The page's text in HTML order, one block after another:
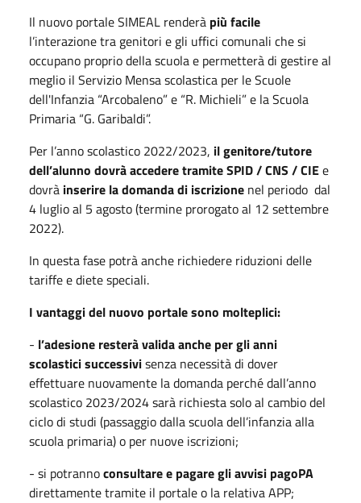
Il nuovo portale SIMEAL renderà più facile
l’interazione tra genitori e gli uffici comunali che si
occupano proprio della scuola e permetterà di gestire al
meglio il Servizio Mensa scolastica per le Scuole
dell'Infanzia “Arcobaleno” e “R. Michieli” e la Scuola
Primaria “G. Garibaldi”.
Per l’anno scolastico 2022/2023, il genitore/tutore
dell’alunno dovrà accedere tramite SPID / CNS / CIEe
dovrà inserire la domanda di iscrizione nel periodo dal
4 luglio al 5 agosto (termine prorogato al 12 settembre
2022).
In questa fase potrà anche richiedere riduzioni delle
tariffe e diete speciali.
I vantaggi del nuovo portale sono molteplici:
- l’adesione resterà valida anche per gli anni
scolastici successivisenza necessità di dover
effettuare nuovamente la domanda perché dall’anno
scolastico 2023/2024 sarà richiesta solo al cambio del
ciclo di studi (passaggio dalla scuola dell’infanzia alla
scuola primaria) o per nuove iscrizioni;
- si potrannoconsultare e pagare gli avvisi pagoPA
direttamente tramite il portale o la relativa APP;